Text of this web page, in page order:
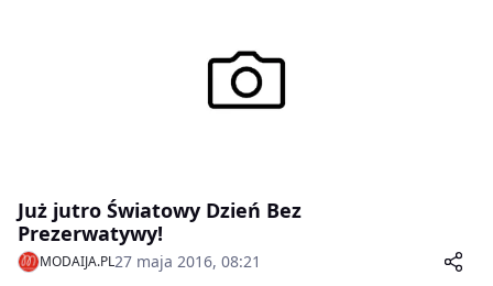
Już jutro Światowy Dzień Bez
Prezerwatywy!
MODAIJA.PL27 maja 2016, 08:21